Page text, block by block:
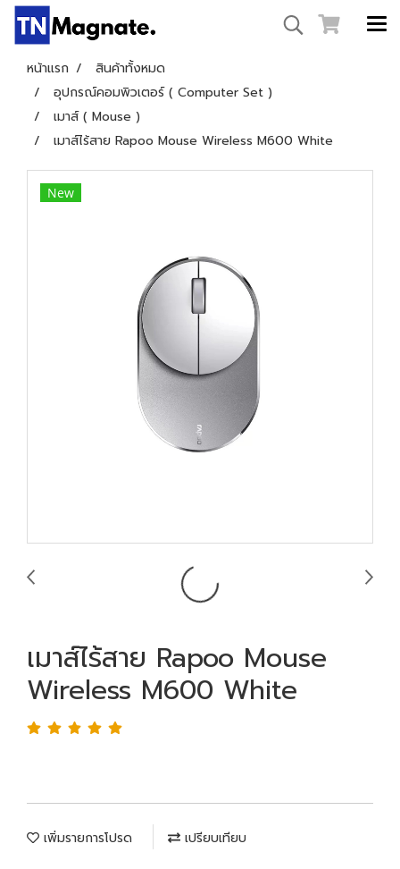
หน้าแรก
สินค้าทั้งหมด
อุปกรณ์คอมพิวเตอร์ ( Computer Set )
เมาส์ ( Mouse )
เมาส์ไร้สาย Rapoo Mouse Wireless M600 White
New
เมาส์ไร้สาย Rapoo Mouse
Wireless M600 White
เพิ่มรายการโปรด เปรียบเทียบ